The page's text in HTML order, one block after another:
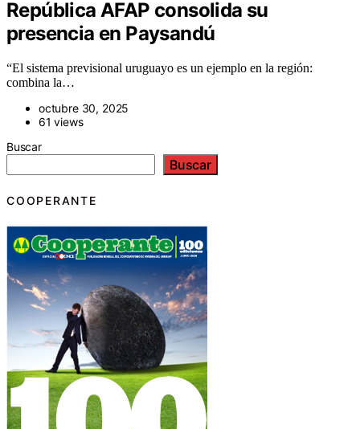
República AFAP consolida su
presencia en Paysandú
“El sistema previsional uruguayo es un ejemplo en la región:
combina la…
octubre 30, 2025
61 views
Buscar
Buscar
COOPERANTE